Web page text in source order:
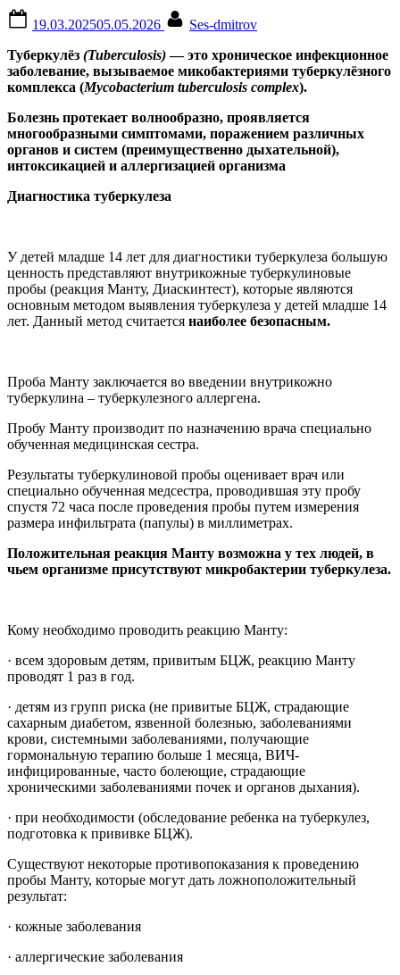
on
19.03.202505.05.2026
Ses-dmitrov
Туберкулёз (Tuberculosis)— это хроническое инфекционное
заболевание, вызываемое микобактериями туберкулёзного
комплекса (Mycobacterium tuberculosis complex).
Болезнь протекает волнообразно, проявляется
многообразными симптомами, поражением различных
органов и систем (преимущественно дыхательной),
интоксикацией и аллергизацией организма
Диагностика туберкулеза
У детей младше 14 лет для диагностики туберкулеза большую
ценность представляют внутрикожные туберкулиновые
пробы (реакция Манту, Диаскинтест), которые являются
основным методом выявления туберкулеза у детей младше 14
лет. Данный метод считается наиболее безопасным.
Проба Манту заключается во введении внутрикожно
туберкулина – туберкулезного аллергена.
Пробу Манту производит по назначению врача специально
обученная медицинская сестра.
Результаты туберкулиновой пробы оценивает врач или
специально обученная медсестра, проводившая эту пробу
спустя 72 часа после проведения пробы путем измерения
размера инфильтрата (папулы) в миллиметрах.
Положительная реакция Манту возможна у тех людей, в
чьем организме присутствуют микробактерии туберкулеза.
Кому необходимо проводить реакцию Манту:
· всем здоровым детям, привитым БЦЖ, реакцию Манту
проводят 1 раз в год.
· детям из групп риска (не привитые БЦЖ, страдающие
сахарным диабетом, язвенной болезнью, заболеваниями
крови, системными заболеваниями, получающие
гормональную терапию больше 1 месяца, ВИЧ-
инфицированные, часто болеющие, страдающие
хроническими заболеваниями почек и органов дыхания).
· при необходимости (обследование ребенка на туберкулез,
подготовка к прививке БЦЖ).
Существуют некоторые противопоказания к проведению
пробы Манту, которые могут дать ложноположительный
результат:
· кожные заболевания
· аллергические заболевания